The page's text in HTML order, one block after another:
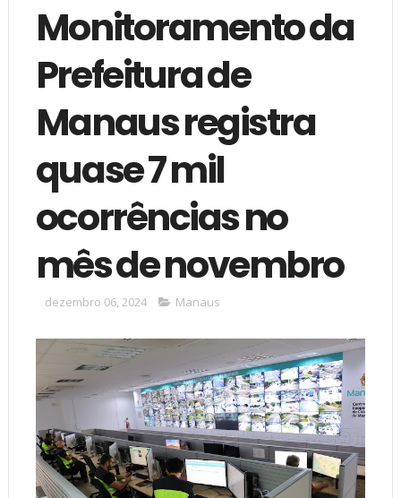
Monitoramento da
Prefeitura de
Manaus registra
quase 7 mil
ocorrências no
mês de novembro
dezembro 06, 2024 Manaus